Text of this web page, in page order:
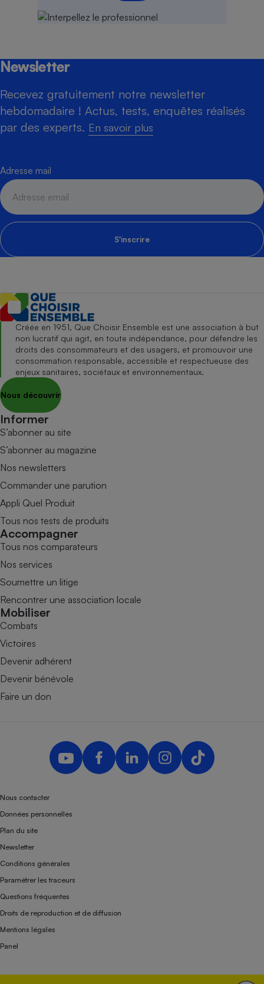
Newsletter
Recevez gratuitement notre newsletter
hebdomadaire ! Actus, tests, enquêtes réalisés
par des experts. En savoir plus
Adresse mail
S'inscrire
Créée en 1951, Que Choisir Ensemble est une association à but
non lucratif qui agit, en toute indépendance, pour défendre les
droits des consommateurs et des usagers, et promouvoir une
consommation responsable, accessible et respectueuse des
enjeux sanitaires, sociétaux et environnementaux.
Nous découvrir
Informer
S’abonner au site
S’abonner au magazine
Nos newsletters
Commander une parution
Appli Quel Produit
Tous nos tests de produits
Accompagner
Tous nos comparateurs
Nos services
Soumettre un litige
Rencontrer une association locale
Mobiliser
Combats
Victoires
Devenir adhérent
Devenir bénévole
Faire un don
Nous contacter
Données personnelles
Plan du site
Newsletter
Conditions générales
Paramétrer les traceurs
Questions fréquentes
Droits de reproduction et de diffusion
Mentions légales
Panel